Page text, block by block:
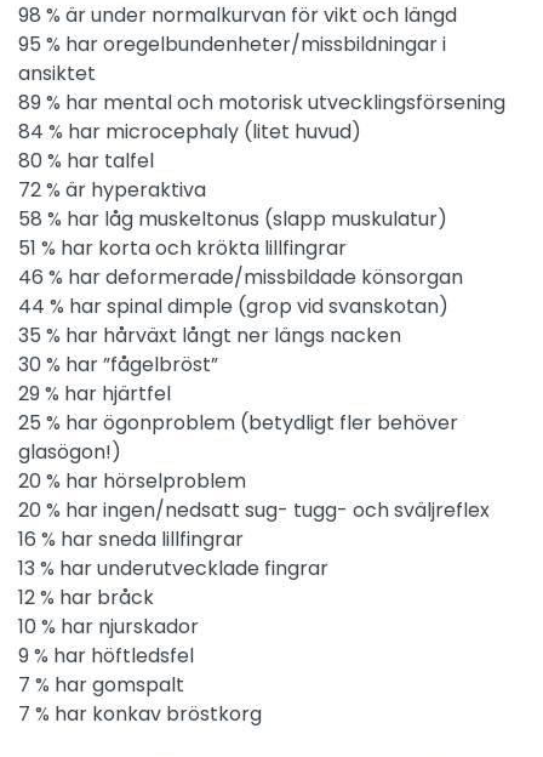
98 % är under normalkurvan för vikt och längd
95 % har oregelbundenheter/missbildningar i
ansiktet
89 % har mental och motorisk utvecklingsförsening
84 % har microcephaly (litet huvud)
80 % har talfel
72 % är hyperaktiva
58 % har låg muskeltonus (slapp muskulatur)
51 % har korta och krökta lillfingrar
46 % har deformerade/missbildade könsorgan
44 % har spinal dimple (grop vid svanskotan)
35 % har hårväxt långt ner längs nacken
30 % har ”fågelbröst”
29 % har hjärtfel
25 % har ögonproblem (betydligt fler behöver
glasögon!)
20 % har hörselproblem
20 % har ingen/nedsatt sug- tugg- och sväljreflex
16 % har sneda lillfingrar
13 % har underutvecklade fingrar
12 % har bråck
10 % har njurskador
9 % har höftledsfel
7 % har gomspalt
7 % har konkav bröstkorg